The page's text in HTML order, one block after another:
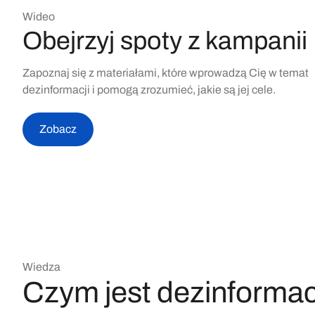
Wideo
Obejrzyj spoty z kampanii
Zapoznaj się z materiałami, które wprowadzą Cię w temat
dezinformacji i pomogą zrozumieć, jakie są jej cele.
Zobacz
Wiedza
Czym jest